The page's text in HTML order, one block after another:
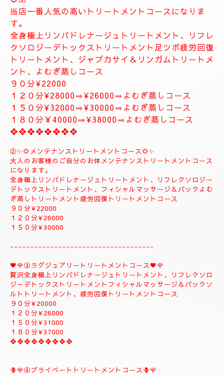
🌺🌻①ジャプカサイ＆リンガムトリートメントコース
🌻🌺
当店一番人気の高いトリートメントコースになりま
す。
全身極上リンパドレナージュトリートメント、リフレ
クソロジーデトックストリートメント足ツボ疲労回復
トリートメント、ジャプカサイ＆リンガムトリートメ
ント、よむぎ蒸しコース
９０分¥22000
１２０分¥28000⇒¥26000⇒よむぎ蒸しコース
１５０分¥32000⇒¥30000⇒よむぎ蒸しコース
１８０分￥40000⇒¥38000⇒よむぎ蒸しコース
❖❖❖❖❖❖❖❖
②✨🌻メンテナンストリートメントコース🌻✨
大人のお客様のご自分のお体メンテナンストリートメントコース
になります。
全身極上リンパドレナージュトリートメント、リフレクソロジー
デトックストリートメント、フィシャルマッサージ＆パックよむ
ぎ蒸しトリートメント疲労回復トリートメントコース
９０分¥22000
------------------------------------
♥️🌹③ラグジュアリートリートメントコース♥️🌹
贅沢全身極上リンパドレナージュトリートメント、リフレクソロ
ジーデトックストリートメントフィシャルマッサージ＆パックソ
ルトトリートメント、疲労回復トリートメントコース
９０分¥20000
１２０分¥26000
１５０分¥31000